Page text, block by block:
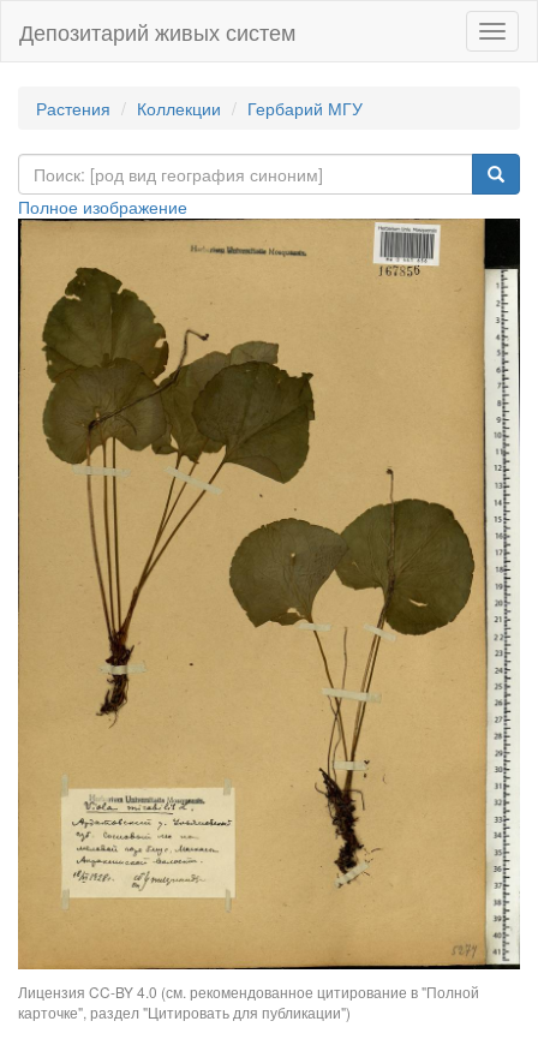
Депозитарий живых систем
Растения Коллекции Гербарий МГУ
Полное изображение
Лицензия CC-BY 4.0 (см. рекомендованное цитирование в "Полной
карточке", раздел "Цитировать для публикации")